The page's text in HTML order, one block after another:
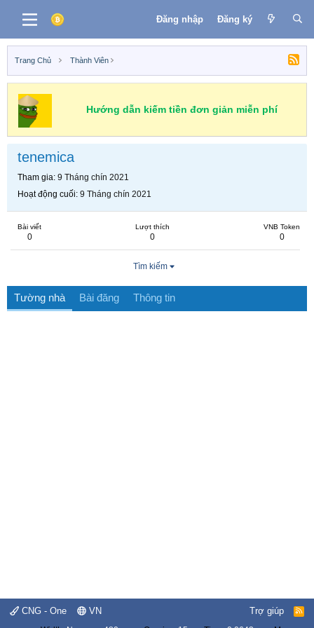
Đăng nhập Đăng ký
Trang Chủ Thành Viên
Hướng dẫn kiếm tiền đơn giản miễn phí
tenemica
Tham gia 9 Tháng chín 2021
Hoạt động cuối 9 Tháng chín 2021
Bài viết
0
Lượt thích
0
VNB Token
0
Tìm kiếm
Tường nhà Bài đăng Thông tin
CNG - One VN Trợ giúp
R